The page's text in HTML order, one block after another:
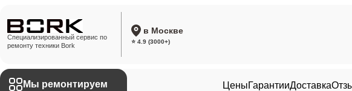
Специализированный сервис по
ремонту техники Bork
в Москве
⭐ 4.9 (3000+)
Мы ремонтируем ЦеныГарантииДоставка